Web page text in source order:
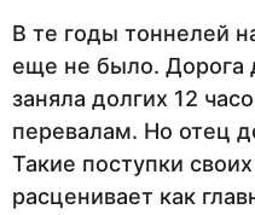
В те годы тоннелей
еще не было. Дорога
заняла долгих 12
перевалам. Но отец
Такие поступки
расценивает как